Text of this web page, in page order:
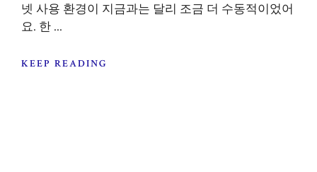
넷 사용 환경이 지금과는 달리 조금 더 수동적이었어
요. 한 ...
KEEP READING